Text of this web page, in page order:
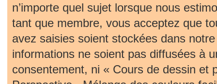
n’importe quel sujet lorsque nous
tant que membre, vous acceptez que
avez saisies soient stockées dans
informations ne soient pas diffusées à
consentement, ni « Cours de dessin et